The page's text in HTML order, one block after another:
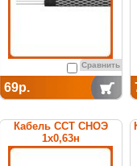
Сравнить
69р.
Кабель ССТ СНОЭ
1х0,63н
нагревательный